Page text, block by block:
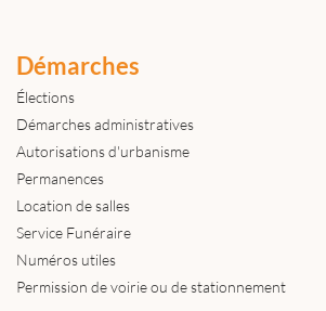
Démarches
Élections
Démarches administratives
Autorisations d'urbanisme
Permanences
Location de salles
Service Funéraire
Numéros utiles
Permission de voirie ou de stationnement